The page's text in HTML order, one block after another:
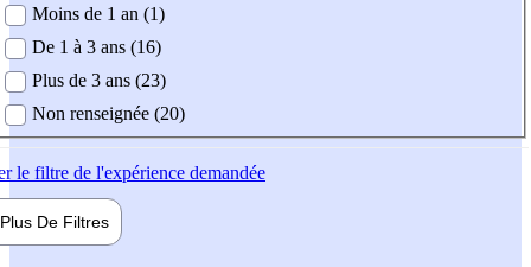
demandée
Moins de 1 an (1)
De 1 à 3 ans (16)
Plus de 3 ans (23)
Non renseignée (20)
le filtre de l'expérience demandée
Plus De Filtres